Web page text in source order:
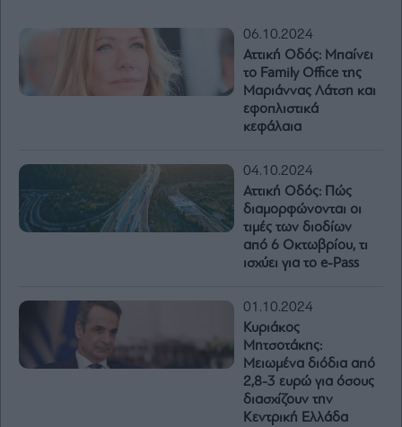
06.10.2024
Αττική Οδός: Μπαίνει
το Family Office της
Μαριάννας Λάτση και
εφοπλιστικά
κεφάλαια
04.10.2024
Αττική Οδός: Πώς
διαμορφώνονται οι
τιμές των διοδίων
από 6 Οκτωβρίου, τι
ισχύει για το e-Pass
01.10.2024
Κυριάκος
Μητσοτάκης:
Μειωμένα διόδια από
2,8-3 ευρώ για όσους
διασχίζουν την
Κεντρική Ελλάδα